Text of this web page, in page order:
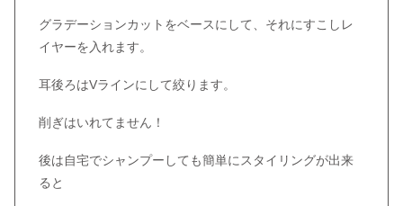
グラデーションカットをベースにして、それにすこしレ
イヤーを入れます。
耳後ろはVラインにして絞ります。
削ぎはいれてません！
後は自宅でシャンプーしても簡単にスタイリングが出来
ると